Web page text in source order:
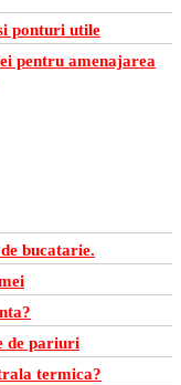
ponturi utile
pentru amenajarea
bucatarie.
de pariuri
termica?